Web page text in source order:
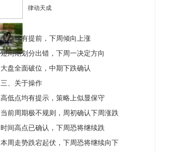
律动天成
低点略有提前，下周倾向上涨
短周期划分出错，下周一决定方向
大盘全面破位，中期下跌确认
三、关于操作
高低点均有提示，策略上似显保守
当前周期极不规则，周初确认下周涨跌
时间高点已确认，下周恐将继续跌
本周走势跌宕起伏，下周恐将继续向下